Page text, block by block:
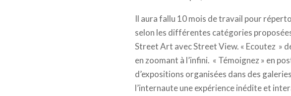
Il aura fallu 10 mois de travail pour
selon les différentes catégories
Street Art avec Street View. « Ecoutez »
en zoomant à l’infini. « Témoignez » en
d’expositions organisées dans des
l’internaute une expérience inédite et